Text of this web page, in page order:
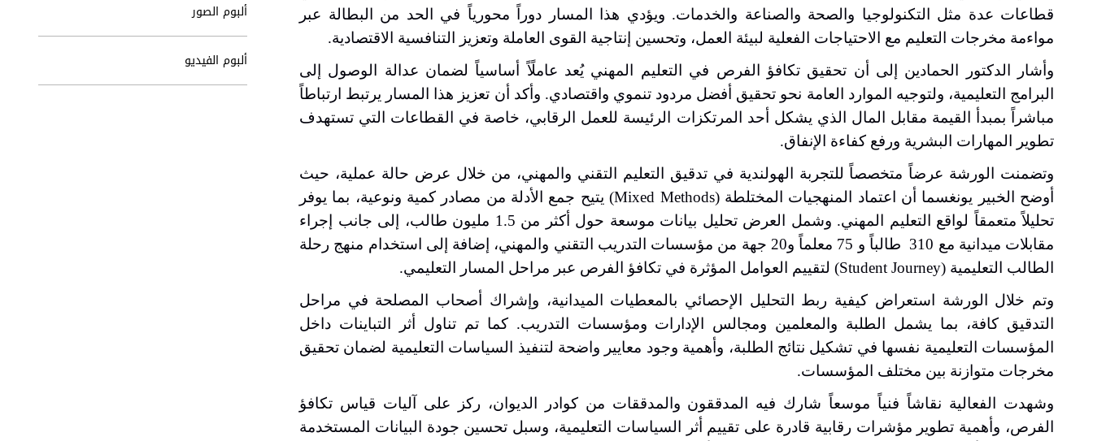
قطاعات عدة مثل التكنولوجيا والصحة والصناعة والخدمات. ويؤدي هذا المسار دوراً محورياً في الحد من البطالة عبر
مواءمة مخرجات التعليم مع الاحتياجات الفعلية لبيئة العمل، وتحسين إنتاجية القوى العاملة وتعزيز التنافسية الاقتصادية.
وأشار الدكتور الحمادين إلى أن تحقيق تكافؤ الفرص في التعليم المهني يُعد عاملًاً أساسياً لضمان عدالة الوصول إلى
البرامج التعليمية، ولتوجيه الموارد العامة نحو تحقيق أفضل مردود تنموي واقتصادي. وأكد أن تعزيز هذا المسار يرتبط ارتباطاً
مباشراً بمبدأ القيمة مقابل المال الذي يشكل أحد المرتكزات الرئيسة للعمل الرقابي، خاصة في القطاعات التي تستهدف
تطوير المهارات البشرية ورفع كفاءة الإنفاق.
وتضمنت الورشة عرضاً متخصصاً للتجربة الهولندية في تدقيق التعليم التقني والمهني، من خلال عرض حالة عملية، حيث
أوضح الخبير يونغسما أن اعتماد المنهجيات المختلطة (Mixed Methods)
يتيح جمع الأدلة من مصادر كمية ونوعية، بما يوفر
تحليلاً متعمقاً لواقع التعليم المهني. وشمل العرض تحليل بيانات موسعة حول أكثر من 1.5 مليون طالب، إلى جانب إجراء
مقابلات ميدانية مع 310 طالباً و 75 معلماً و20 جهة من مؤسسات التدريب التقني والمهني، إضافة إلى استخدام منهج رحلة
الطالب التعليمية (Student Journey) لتقييم العوامل المؤثرة في تكافؤ الفرص عبر مراحل المسار التعليمي.
وتم خلال الورشة استعراض كيفية ربط التحليل الإحصائي بالمعطيات الميدانية، وإشراك أصحاب المصلحة في مراحل
التدقيق كافة، بما يشمل الطلبة والمعلمين ومجالس الإدارات ومؤسسات التدريب. كما تم تناول أثر التباينات داخل
المؤسسات التعليمية نفسها في تشكيل نتائج الطلبة، وأهمية وجود معايير واضحة لتنفيذ السياسات التعليمية لضمان تحقيق
مخرجات متوازنة بين مختلف المؤسسات.
وشهدت الفعالية نقاشاً فنياً موسعاً شارك فيه المدققون والمدققات من كوادر الديوان، ركز على آليات قياس تكافؤ
الفرص، وأهمية تطوير مؤشرات رقابية قادرة على تقييم أثر السياسات التعليمية، وسبل تحسين جودة البيانات المستخدمة
ألبوم الصور
ألبوم الفيديو